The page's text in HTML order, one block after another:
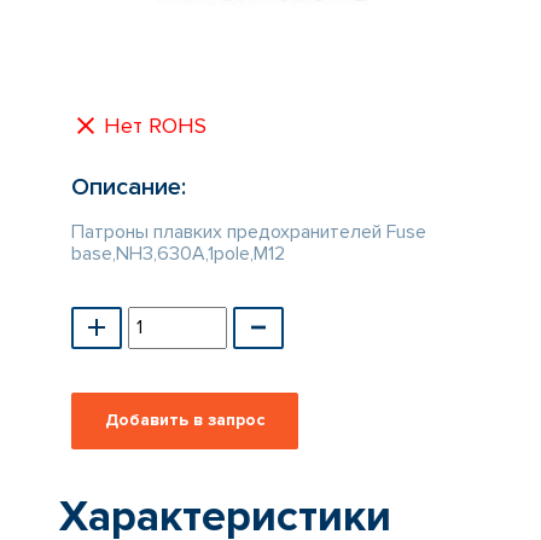
Нет ROHS
Описание:
Патроны плавких предохранителей Fuse
base,NH3,630A,1pole,M12
Характеристики